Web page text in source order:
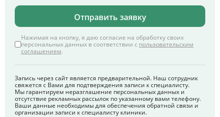
Отправить заявку
Нажимая на кнопку, я даю согласие на обработку своих
персональных данных в соответствии с пользовательским
соглашением.
Запись через сайт является предварительной. Наш сотрудник
свяжется с Вами для подтверждения записи к специалисту.
Мы гарантируем неразглашение персональных данных и
отсутствие рекламных рассылок по указанному вами телефону.
Ваши данные необходимы для обеспечения обратной связи и
организации записи к специалисту клиники.